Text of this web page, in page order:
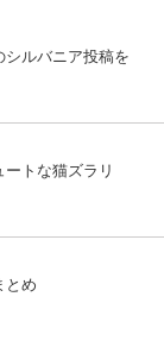
シルバニア投稿を
トな猫ズラリ
とめ